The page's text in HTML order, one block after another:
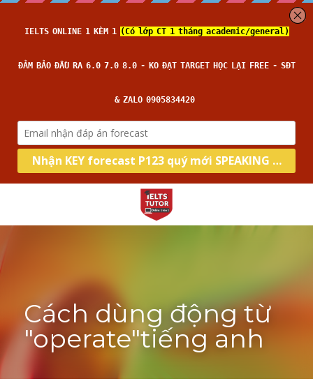
Cách dùng động từ
"operate"tiếng anh